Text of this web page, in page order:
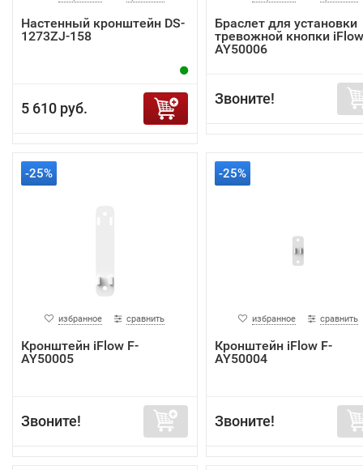
Настенный кронштейн DS-
1273ZJ-158
5 610 руб.
Браслет для установки
тревожной кнопки
AY50006
Звоните!
-25%
избранное сравнить
Кронштейн iFlow F-
AY50005
Звоните!
-25%
избранное сравнить
Кронштейн iFlow F-
AY50004
Звоните!